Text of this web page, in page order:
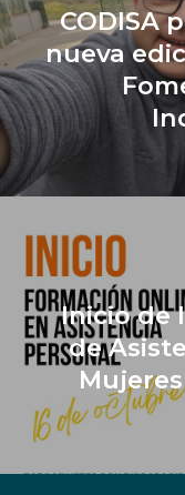
CODISA
nueva
Inicio de
de